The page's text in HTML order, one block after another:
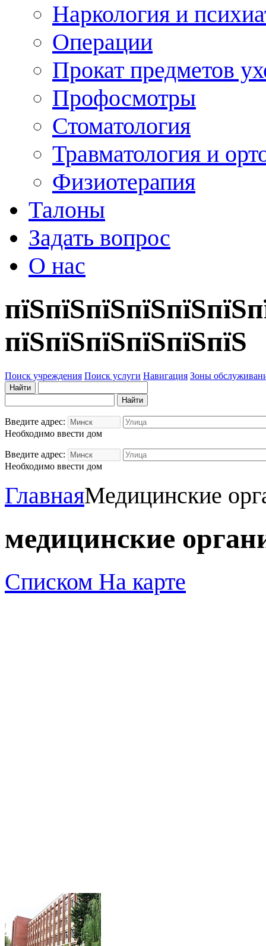
Наркология и
Операции
Прокат предметов
Профосмотры
Стоматология
Травматология и
Физиотерапия
Талоны
Задать вопрос
О нас
пїЅпїЅпїЅпїЅпїЅпїЅ
Поиск учреждения Поиск услуги Навигация Зоны
Введите адрес:
Необходимо ввести дом
Введите адрес:
Необходимо ввести дом
ГлавнаяМедицинские
медицинские
Списком На карте